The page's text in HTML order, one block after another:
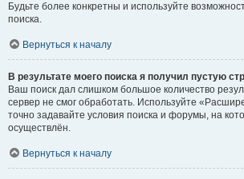
Будьте более конкретны и используйте
поиска.
Вернуться к началу
В результате моего поиска я получил пустую
Ваш поиск дал слишком большое количество
сервер не смог обработать. Используйте
точно задавайте условия поиска и форумы, на
осуществлён.
Вернуться к началу